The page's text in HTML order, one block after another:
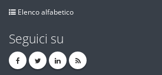
Elenco alfabetico
Seguici su